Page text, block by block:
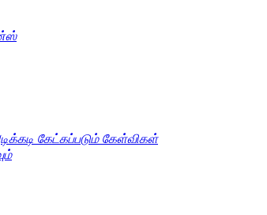
கேட்கப்படும் கேள்விகள்